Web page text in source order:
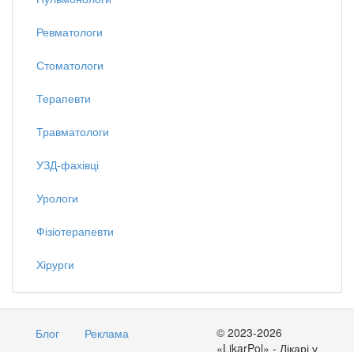
Ревматологи
Стоматологи
Терапевти
Травматологи
УЗД-фахівці
Урологи
Фізіотерапевти
Хірурги
Блог Реклама
© 2023-2026
«LikarPol» - Лікарі у